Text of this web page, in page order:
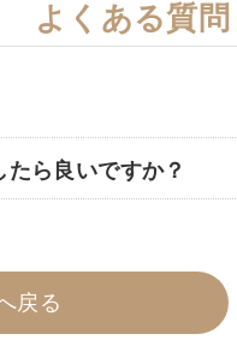
よくある質問
ら良いですか？
戻る